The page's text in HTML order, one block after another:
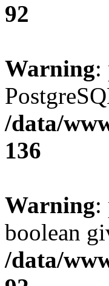
92
Warning:
/data/
136
Warning:
boolean
/data/